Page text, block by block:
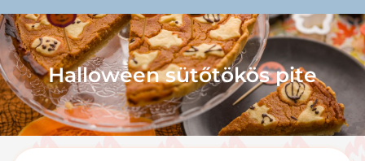
Halloween sütőtökös pite